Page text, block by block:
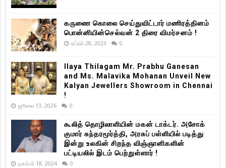
கருணை கொலை செய்துவிட்டார் மணிரத்தினம்
பொன்னியின்செல்வன் 2 திரை விமர்சனம் !
ஏப்ரல் 28, 2023 0
Ilaya Thilagam Mr. Prabhu Ganesan
and Ms. Malavika Mohanan Unveil New
Kalyan Jewellers Showroom in Chennai
!
ஜூலை 13, 2026 0
கூலித் தொழிலாளியின் மகன் டாக்டர். அசோக்
குமார் சுந்தரமூர்த்தி, அரசுப் பள்ளியில் படித்து
இன்று உலகின் சிறந்த விஞ்ஞானிகளின்
பட்டியலில் இடம் பெற்றுள்ளார் !
டிசம்பர் 18, 2024 0